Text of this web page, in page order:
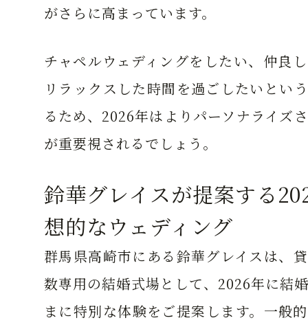
がさらに高まっています。
チャペルウェディングをしたい、仲良
リラックスした時間を過ごしたいとい
るため、2026年はよりパーソナライズ
が重要視されるでしょう。
鈴華グレイスが提案する
想的なウェディング
群馬県高崎市にある鈴華グレイスは、
数専用の結婚式場として、2026年に結
まに特別な体験をご提案します。一般